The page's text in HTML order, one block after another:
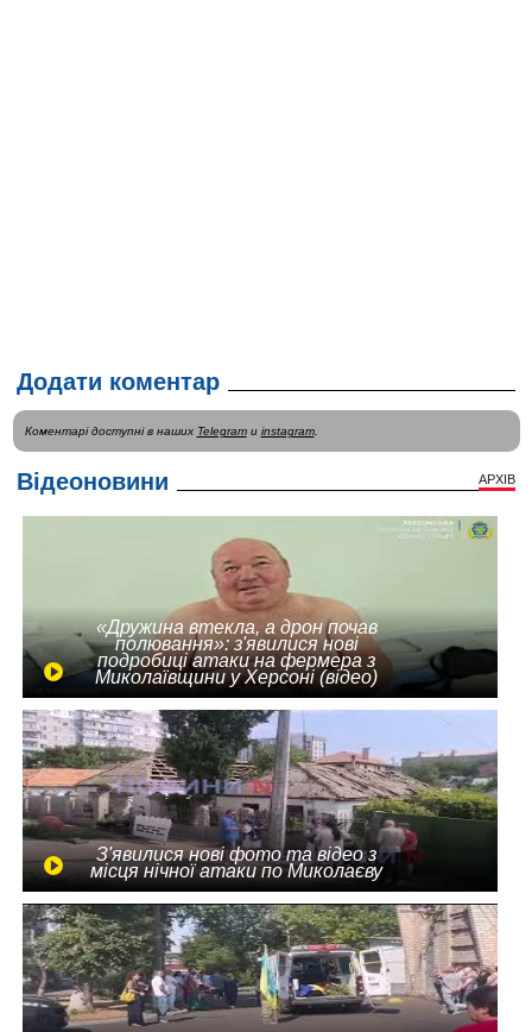
Додати коментар
Коментарі доступні в наших Telegramи instagram.
Відеоновини АРХІВ
«Дружина втекла, а дрон почав
полювання»: з'явилися нові
подробиці атаки на фермера з
Миколаївщини у Херсоні (відео)
З'явилися нові фото та відео з
місця нічної атаки по Миколаєву